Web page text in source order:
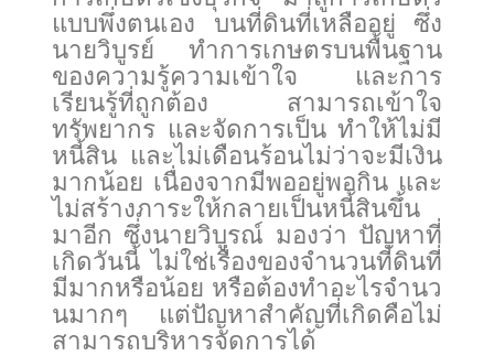
แบบพึ่งตนเอง บนที่ดินที่เหลืออยู่ ซึ่ง
นายวิบูรย์ ทำการเกษตรบนพื้นฐาน
ของความรู้ความเข้าใจ และการ
เรียนรู้ที่ถูกต้อง สามารถเข้าใจ
ทรัพยากร และจัดการเป็น ทำให้ไม่มี
หนี้สิน และไม่เดือนร้อนไม่ว่าจะมีเงิน
มากน้อย เนื่องจากมีพออยู่พอกิน และ
ไม่สร้างภาระให้กลายเป็นหนี้สินขึ้น
มาอีก ซึ่งนายวิบูรณ์ มองว่า ปัญหาที่
เกิดวันนี้ ไม่ใช่เรื่องของจำนวนที่ดินที่
มีมากหรือน้อย หรือต้องทำอะไรจำนว
นมากๆ แต่ปัญหาสำคัญที่เกิดคือไม่
สามารถบริหารจัดการได้